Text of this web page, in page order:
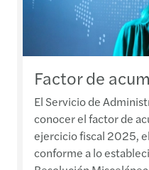
Factor de
El Servicio de
conocer el factor de
ejercicio fiscal 2025,
conforme a lo